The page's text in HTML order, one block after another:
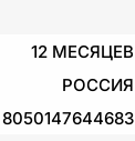
12 МЕСЯЦЕВ
РОССИЯ
8050147644683